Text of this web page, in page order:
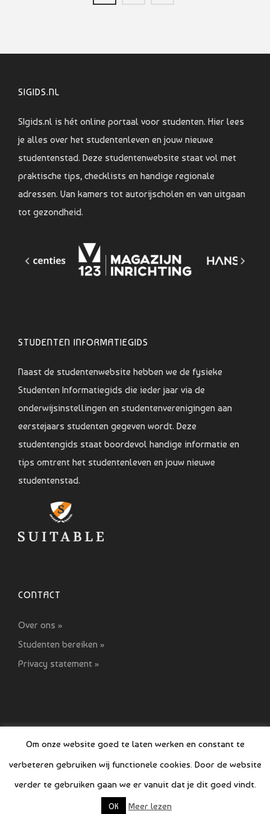
SIGIDS.NL
SIgids.nl is hét online portaal voor studenten. Hier lees
je alles over het studentenleven en jouw nieuwe
studentenstad. Deze studentenwebsite staat vol met
praktische tips, checklists en handige regionale
adressen. Van kamers tot autorijscholen en van uitgaan
tot gezondheid.
STUDENTEN INFORMATIEGIDS
Naast de studentenwebsite hebben we de fysieke
Studenten Informatiegids die ieder jaar via de
onderwijsinstellingen en studentenverenigingen aan
eerstejaars studenten gegeven wordt. Deze
studentengids staat boordevol handige informatie en
tips omtrent het studentenleven en jouw nieuwe
studentenstad.
CONTACT
Over ons »
Studenten bereiken »
Privacy statement »
© COPYRIGHT SI GIDS 2021-2022
Om onze website goed te laten werken en constant te
verbeteren gebruiken wij functionele cookies. Door de website
verder te gebruiken gaan we er vanuit dat je dit goed vindt.
OK Meer lezen